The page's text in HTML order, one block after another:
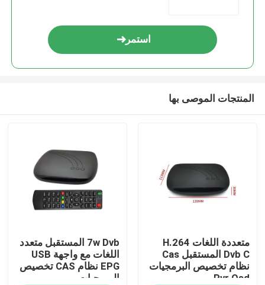
استمر
المنتجات الموصى بها
متعددة اللغات H.264
Dvb C المستقبل Cas
نظام تخصيص البرمجيات
Pvr Osd
7w Dvb المستقبل متعدد
اللغات مع واجهة USB
EPG نظام CAS تخصيص
البرمجيات